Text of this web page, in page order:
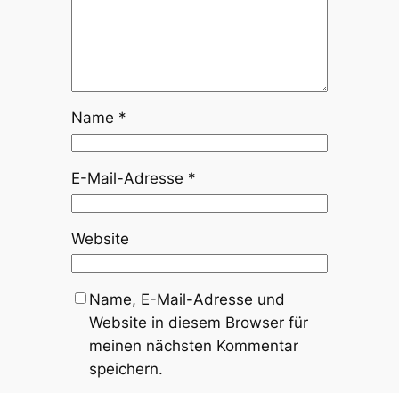
Name *
E-Mail-Adresse *
Website
Name, E-Mail-Adresse und
Website in diesem Browser für
meinen nächsten Kommentar
speichern.